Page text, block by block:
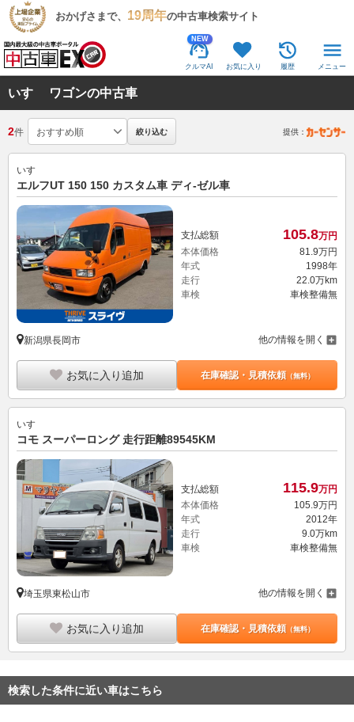
おかげさまで、 19周年の中古車検索サイト
NEW
クルマAI お気に入り 履歴 メニュー
いすゞ ワゴンの中古車
2件 絞り込む 提供：
いすゞ
エルフUT 150 150 カスタム車 ディ-ゼル車
支払総額 105.8万円
本体価格
81. 9万円
年式
1998年
走行
22.0万km
車検
車検整備無
新潟県長岡市 他の情報を開く
お気に入り追加 在庫確認・見積依頼（無料）
いすゞ
コモ スーパーロング 走行距離89545KM
支払総額 115.9万円
本体価格
105.9万円
年式
2012年
走行
9.0万km
車検
車検整備無
埼玉県東松山市 他の情報を開く
お気に入り追加 在庫確認・見積依頼（無料）
検索した条件に近い車はこちら